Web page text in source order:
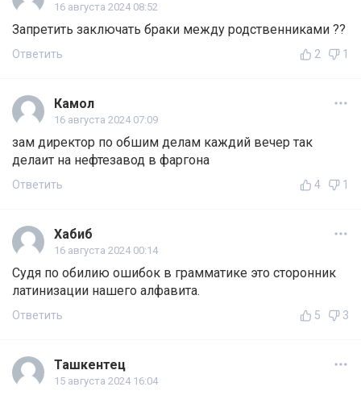
16 августа 2024 08:52
Запретить заключать браки между родственниками ??
Ответить 2 1
Камол
16 августа 2024 07:09
зам директор по обшим делам каждий вечер так
делаит на нефтезавод в фаргона
Ответить 4 1
Хабиб
16 августа 2024 00:14
Судя по обилию ошибок в грамматике это сторонник
латинизации нашего алфавита.
Ответить 5 3
Ташкентец
15 августа 2024 16:04